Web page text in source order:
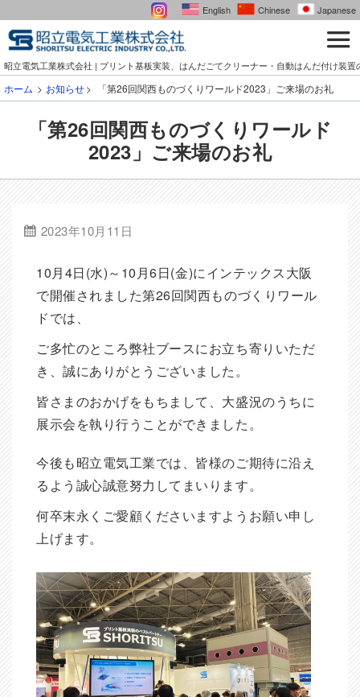
English Chinese Japanese
昭立電気工業株式会社 | プリント基板実装、はんだごてクリーナー・自動はんだ付け装置
ホーム お知らせ 「第26回関西ものづくりワールド2023」ご来場のお礼
「第26回関西ものづくりワールド
2023」ご来場のお礼
2023年10月11日
10月4日(水)～10月6日(金)にインテックス大阪
で開催されました第26回関西ものづくりワール
ドでは、
ご多忙のところ弊社ブースにお立ち寄りいただ
き、誠にありがとうございました。
皆さまのおかげをもちまして、大盛況のうちに
展示会を執り行うことができました。
今後も昭立電気工業では、皆様のご期待に沿え
るよう誠心誠意努力してまいります。
何卒末永くご愛顧くださいますようお願い申し
上げます。